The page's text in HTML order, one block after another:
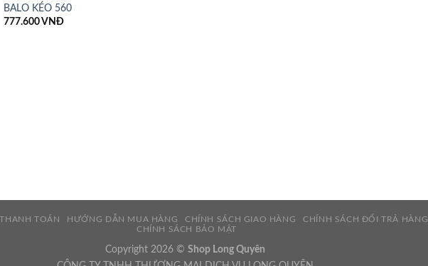
BALO KÉO 560
777.600VNĐ
TOÁN HƯỚNG DẪN MUA HÀNG CHÍNH SÁCH GIAO HÀNG CHÍNH SÁCH ĐỔI TRẢ HÀNG
CHÍNH SÁCH BẢO MẬT
Copyright 2026 © Shop Long Quyên